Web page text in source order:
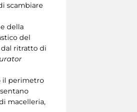
scambiare
della
del
ritratto di
il perimetro
macelleria,